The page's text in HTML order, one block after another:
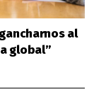
al
global”